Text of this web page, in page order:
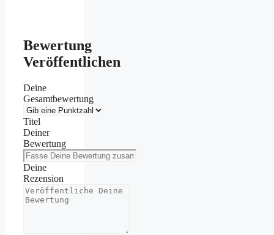
Bewertung
Veröffentlichen
Deine
Gesamtbewertung
Titel
Deiner
Bewertung
Deine
Rezension